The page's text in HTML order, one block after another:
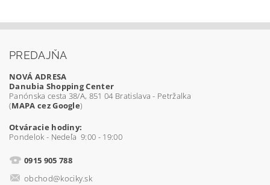
PREDAJŇA
NOVÁ ADRESA
Danubia Shopping Center
Panónska cesta 38/A, 851 04 Bratislava - Petržalka
(MAPA cez Google)
Otváracie hodiny:
Pondelok - Nedeľa 9:00 - 19:00
0915 905 788
obchod@kociky.sk